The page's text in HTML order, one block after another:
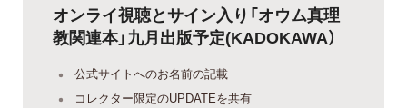
オンライ視聴とサイン入り「オウム真理
教関連本」九月出版予定(KADOKAWA）
公式サイトへのお名前の記載
コレクター限定のUPDATEを共有